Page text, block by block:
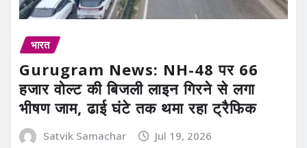
भारत
Gurugram News: NH-48 पर 66
हजार वोल्ट की बिजली लाइन गिरने से लगा
भीषण जाम, ढाई घंटे तक थमा रहा ट्रैफिक
Satvik Samachar Jul 19, 2026